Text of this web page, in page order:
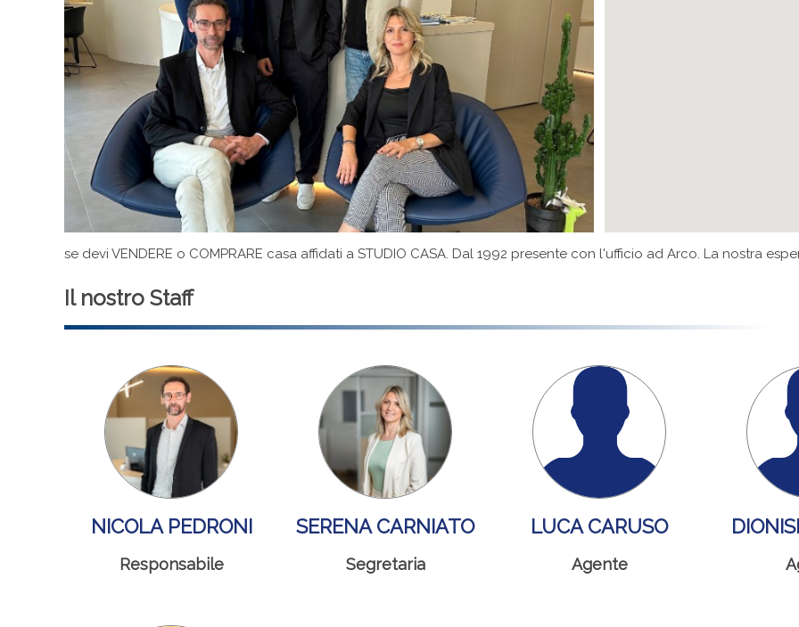
se devi VENDERE o COMPRARE casa affidati a STUDIO CASA. Dal 1992 presente con l'ufficio ad Arco. La nostra
Il nostro Staff
NICOLA PEDRONI
Responsabile
SERENA CARNIATO
Segretaria
LUCA CARUSO
Agente